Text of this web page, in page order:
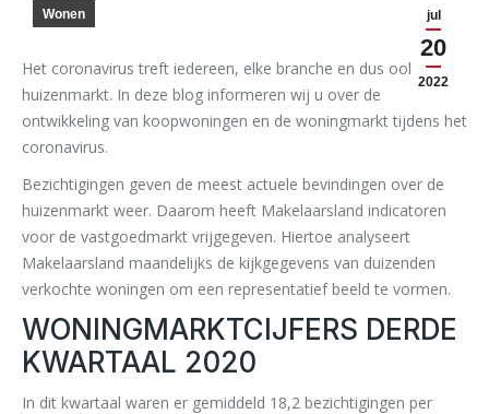
jul
20
2022
Wonen
Het coronavirus treft iedereen, elke branche en dus ook de
huizenmarkt. In deze blog informeren wij u over de
ontwikkeling van koopwoningen en de woningmarkt tijdens het
coronavirus.
Bezichtigingen geven de meest actuele bevindingen over de
huizenmarkt weer. Daarom heeft Makelaarsland indicatoren
voor de vastgoedmarkt vrijgegeven. Hiertoe analyseert
Makelaarsland maandelijks de kijkgegevens van duizenden
verkochte woningen om een ​​representatief beeld te vormen.
WONINGMARKTCIJFERS DERDE
KWARTAAL 2020
In dit kwartaal waren er gemiddeld 18,2 bezichtigingen per